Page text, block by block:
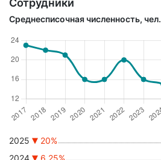
Сотрудники
Среднесписочная численность, чел.
2025 20%
2024
6.25%